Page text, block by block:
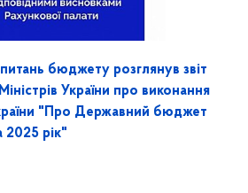
питань бюджету розглянув звіт
України про виконання
"Про Державний бюджет
2025 рік"